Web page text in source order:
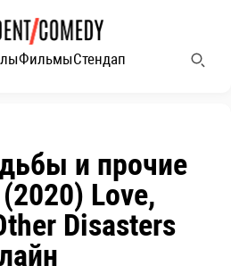
ФильмыСтендап
и прочие
Love,
Disasters